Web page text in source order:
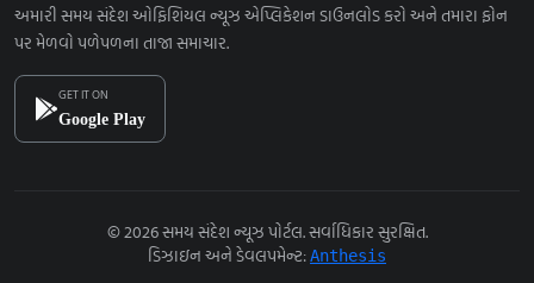
અમારી સમય સંદેશ ઓફિશિયલ ન્યૂઝ એપ્લિકેશન ડાઉનલોડ કરો અને તમારા ફોન
પર મેળવો પળેપળના તાજા સમાચાર.
GET IT ON
Google Play
© 2026 સમય સંદેશ ન્યૂઝ પોર્ટલ. સર્વાધિકાર સુરક્ષિત.
ડિઝાઇન અને ડેવલપમેન્ટ:Anthesis